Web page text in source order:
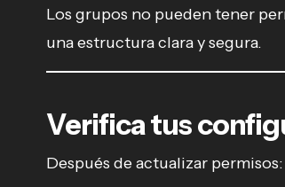
Los grupos no pueden tener
una estructura clara y segura.
Verifica tus
Después de actualizar permisos: